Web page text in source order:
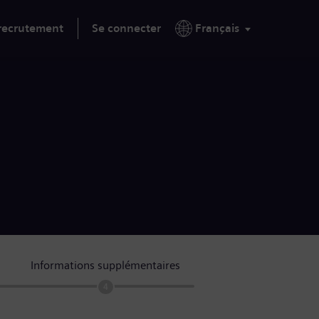
Se connecter Français
Informations supplémentaires